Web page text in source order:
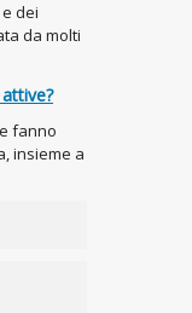
dei
da molti
fanno
insieme a